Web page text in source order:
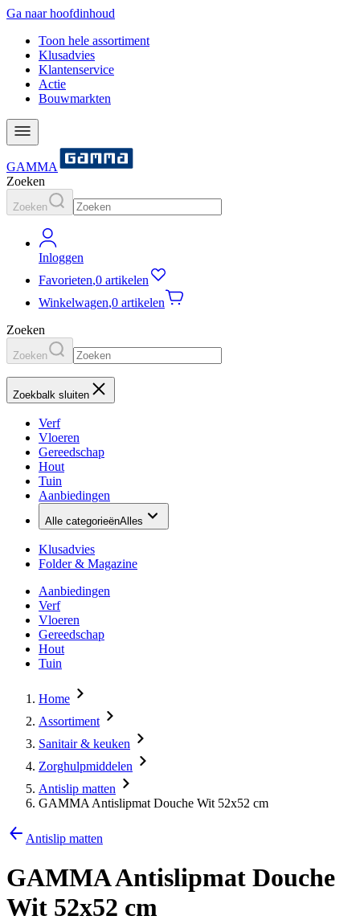
Ga naar hoofdinhoud
Toon hele assortiment
Klusadvies
Klantenservice
Actie
Bouwmarkten
GAMMA
Zoeken
Zoeken
Inloggen
Favorieten,0 artikelen
Winkelwagen,0 artikelen
Zoeken
Zoeken
Zoekbalk sluiten
Verf
Vloeren
Gereedschap
Hout
Tuin
Aanbiedingen
Alle categorieënAlles
Klusadvies
Folder & Magazine
Aanbiedingen
Verf
Vloeren
Gereedschap
Hout
Tuin
Home
Assortiment
Sanitair & keuken
Zorghulpmiddelen
Antislip matten
GAMMA Antislipmat Douche Wit 52x52 cm
Antislip matten
GAMMA Antislipmat Douche
Wit 52x52 cm